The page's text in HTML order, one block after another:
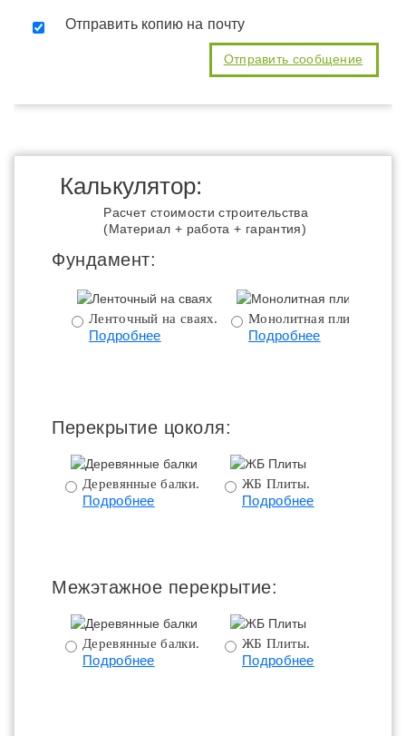
Отправить копию на почту
Калькулятор:
Расчет стоимости строительства
(Материал + работа + гарантия)
Фундамент:
Ленточный на сваях.
Подробнее
Монолитная плита.
Подробнее
Перекрытие цоколя:
Деревянные балки.
Подробнее
ЖБ Плиты.
Подробнее
Межэтажное перекрытие:
Деревянные балки.
Подробнее
ЖБ Плиты.
Подробнее